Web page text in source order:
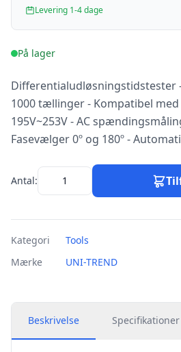
Levering 1-4 dage
På lager
Differentialudløsningstidstester
1000 tællinger - Kompatibel
195V~253V - AC
Fasevælger 0º og 180º -
Antal:
Kategori
Tools
Mærke
UNI-TREND
Beskrivelse Specifikationer